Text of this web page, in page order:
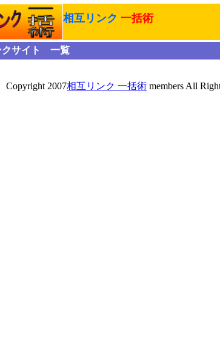
相互リンク 一括術
クサイト 一覧
Copyright 2007相互リンク 一括術 members All